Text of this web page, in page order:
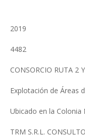
2019
4482
CONSORCIO RUTA 2
Explotación de Áreas
Ubicado en la
TRM S.R.L.